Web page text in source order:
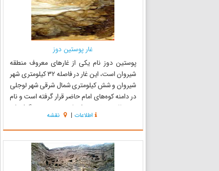
غار پوستین دوز
پوستین دوز نام یکی از غارهای معروف منطقه
شیروان است، این غار در فاصله 32 کیلومتری شهر
شیروان و شش کیلومتری شمال شرقی شهر لوجلی
در دامنه کوه‌های امام حاضر قرار گرفته است و نام
خود را از روستای متروک شده پوستین دوز گرفته که
متر بوده و نام...
اطلاعات | نقشه